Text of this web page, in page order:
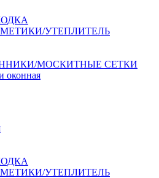
УТЕПЛИТЕЛЬ
МОСКИТНЫЕ СЕТКИ
оконная
УТЕПЛИТЕЛЬ